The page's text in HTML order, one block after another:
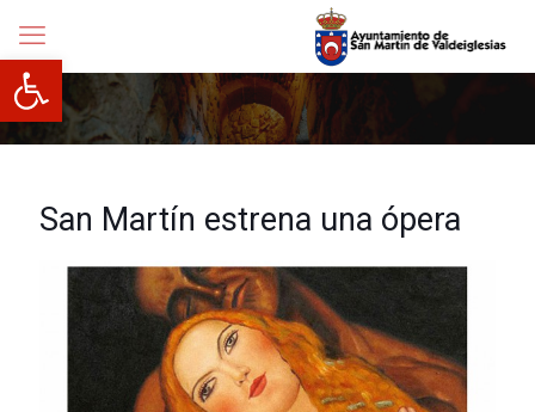
Abrir barra de herramientas
San Martín estrena una ópera